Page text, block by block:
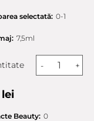
selectată: 0-1
7,5ml
- +
lei
Beauty: 0